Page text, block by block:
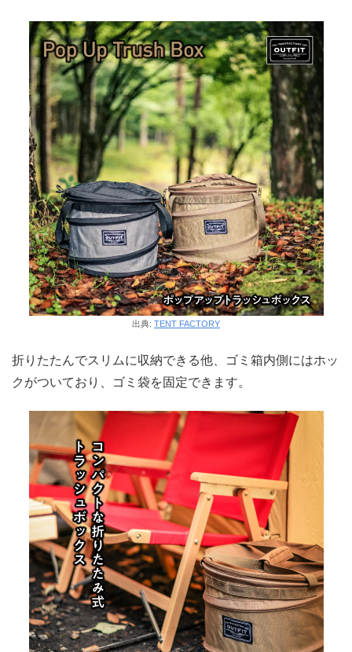
出典: TENT FACTORY
折りたたんでスリムに収納できる他、ゴミ箱内側にはホッ
クがついており、ゴミ袋を固定できます。